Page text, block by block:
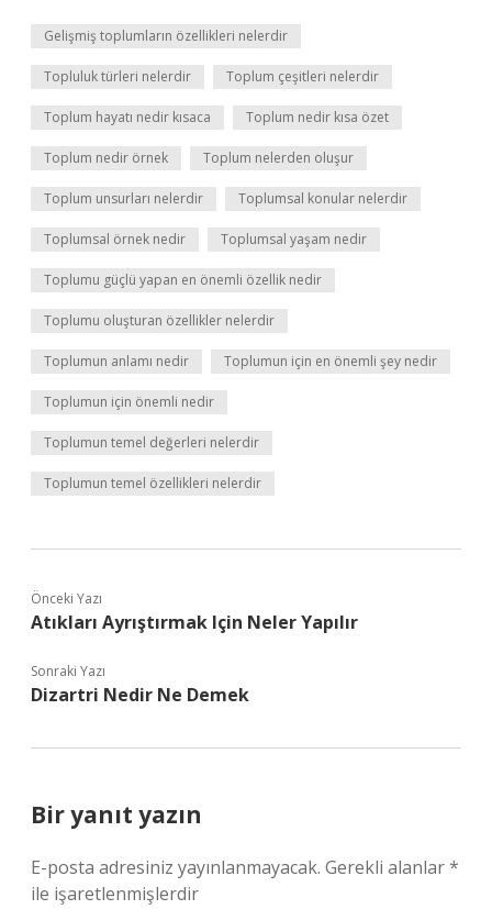
Gelişmiş toplumların özellikleri nelerdir
Topluluk türleri nelerdir Toplum çeşitleri nelerdir
Toplum hayatı nedir kısaca Toplum nedir kısa özet
Toplum nedir örnek Toplum nelerden oluşur
Toplum unsurları nelerdir Toplumsal konular nelerdir
Toplumsal örnek nedir Toplumsal yaşam nedir
Toplumu güçlü yapan en önemli özellik nedir
Toplumu oluşturan özellikler nelerdir
Toplumun anlamı nedir Toplumun için en önemli şey nedir
Toplumun için önemli nedir
Toplumun temel değerleri nelerdir
Toplumun temel özellikleri nelerdir
Önceki Yazı
Atıkları Ayrıştırmak Için Neler Yapılır
Sonraki Yazı
Dizartri Nedir Ne Demek
Bir yanıt yazın
E-posta adresiniz yayınlanmayacak. Gerekli alanlar*
ile işaretlenmişlerdir